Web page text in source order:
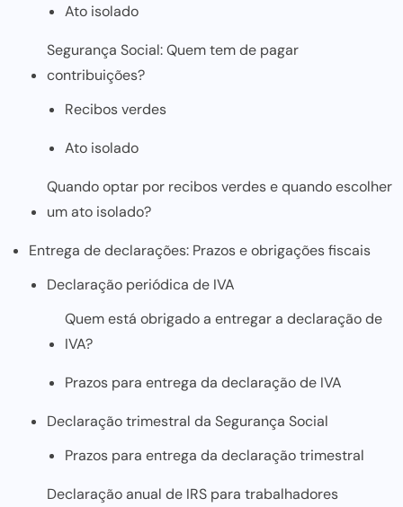
Ato isolado
Segurança Social: Quem tem de pagar
contribuições?
Recibos verdes
Ato isolado
Quando optar por recibos verdes e quando escolher
um ato isolado?
Entrega de declarações: Prazos e obrigações fiscais
Declaração periódica de IVA
Quem está obrigado a entregar a declaração de
IVA?
Prazos para entrega da declaração de IVA
Declaração trimestral da Segurança Social
Prazos para entrega da declaração trimestral
Declaração anual de IRS para trabalhadores